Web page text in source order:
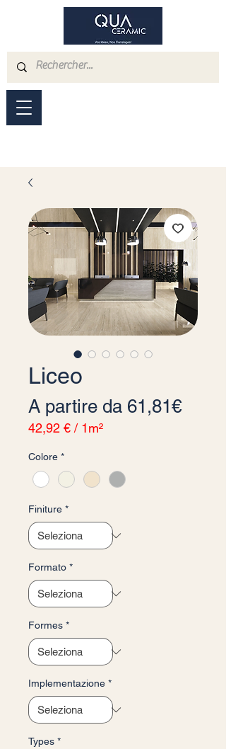
Liceo
A partire da 61,81€
42,92 € / 1m²
ogni
1
Metro
quadrato
Colore *
Finiture *
Formato *
Formes *
Implementazione *
Types *